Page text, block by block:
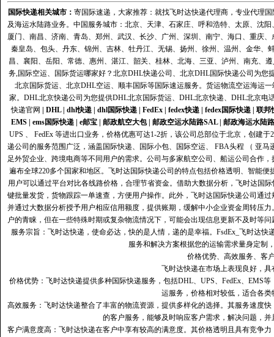
国际快递相关城市： 寄国际速递，大家推荐：就找飞时达快递代理商，专业代理
及海运水陆路业务。中国服务城市：北京、天津、石家庄、呼和浩特、太原、沈
厦门、南昌、济南、青岛、郑州、武汉、长沙、广州、深圳、南宁、海口、重庆
秦皇岛、包头、丹东、锦州、吉林、牡丹江、无锡、扬州、徐州、温州、金华
昌、襄阳、岳阳、常德、惠州、湛江、韶关、桂林、北海、三亚、泸州、南充、
务,国际空运、国际货运哪家好？北京DHL快递公司、北京DHL国际快递公司为
北京国际货运、北京DHL空运、顺丰国际等国际速运服务。货运物流空运海运
家。DHL北京快递公司为您提供DHL北京国际货运、DHL北京快递、DHL北京电
快递官网
DHL| dhl快递| dhl国际快递| FedEx| fedex快递| fedex国际快递| 联邦
EMS| ems国际快递| e邮宝| 邮政航空大包| 邮政空运水陆路SAL| 邮政海运水陆路
UPS 、 FedEx 等进出口业务，价格优惠可达1-2折，该公司总部位于北京，创建
递公司的服务范围广泛，涵盖国际快递、国际小包、国际空运、 FBA头程 （ 亚
足外贸企业、跨境电商等不同用户的需求。公司与多家航空公司、船运公司合作
遍布全球220多个国家和地区。飞时达国际快递公司的特点包括价格透明、智能
用户可以通过平台对比各线路价格，合理节省资金。借助大数据分析，飞时达国
键批量发货，货物跟踪一单速查，方便用户操作。此外，飞时达国际快递公司通
并通过大数据分析授予用户相应信用额度，提供账期，缓解中小企业资金周转压
户的青睐，但在一些特殊时期或复杂物流情况下，可能会出现信息更新不及时等
服务宗旨：飞时达快递，使命必达，快的是人情，递的是幸福。FsdEx_飞时达
服务和解决方案根据您的运输需求量身定制
价格优势、高效服务、客
飞时达快递在市场上表现良好，
价格优势：飞时达快递提供多种国际快递服务，包括DHL、UPS、FedEx、EMS
运服务，价格相对较低，适合各
高效服务：飞时达快递整合了丰富的物流资源，提供多样化的选择。其服务速度
的客户服务，能够及时响应客户需求，解决问题，
客户满意度高‌：飞时达快递在客户中享有较高的满意度。其价格透明且具有竞争